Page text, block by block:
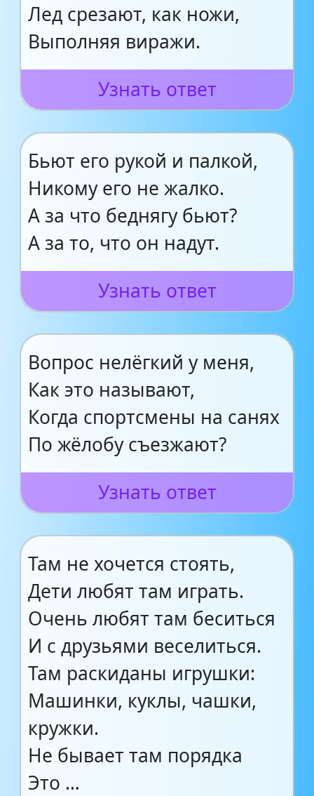
Лед срезают, как ножи,
Выполняя виражи.
Узнать ответ
Бьют его рукой и палкой,
Никому его не жалко.
А за что беднягу бьют?
А за то, что он надут.
Узнать ответ
Вопрос нелёгкий у меня,
Как это называют,
Когда спортсмены на санях
По жёлобу съезжают?
Узнать ответ
Там не хочется стоять,
Дети любят там играть.
Очень любят там беситься
И с друзьями веселиться.
Там раскиданы игрушки:
Машинки, куклы, чашки,
кружки.
Не бывает там порядка
Это …